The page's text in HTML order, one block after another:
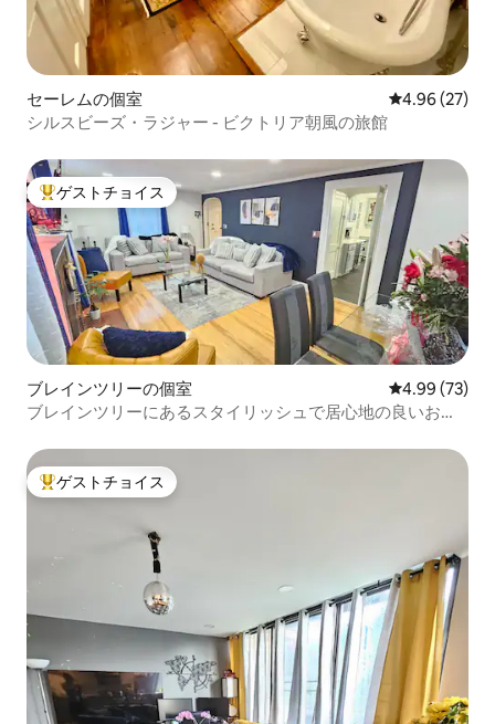
セーレムの個室 レビュー27
4.96 (27)
シルスビーズ・ラジャー - ビクトリア朝風の旅館
大好評のゲストチョイスです。
ゲストチョイス
ブレインツリーの個室 レビュー73
4.99 (73)
ブレインツリーにあるスタイリッシュで居心地の良いお部
大好評のゲストチョイスです。
ゲストチョイス